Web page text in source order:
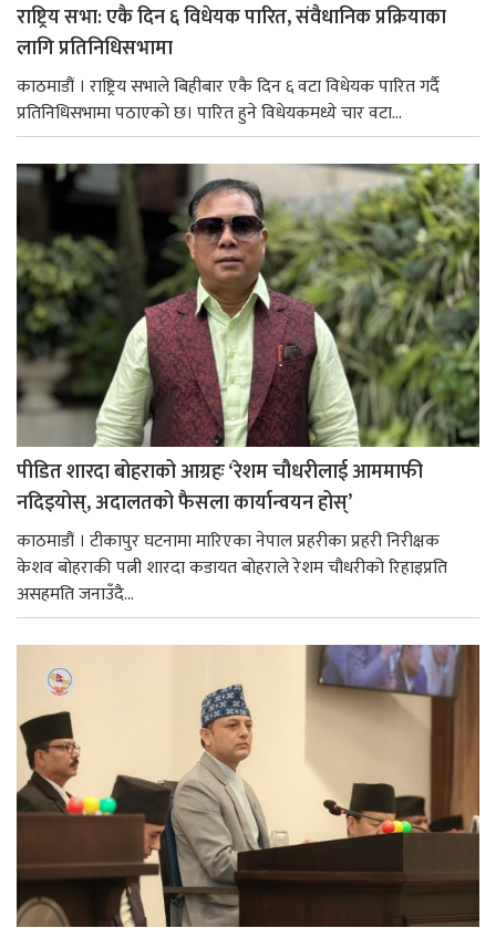
राष्ट्रिय सभा: एकै दिन ६ विधेयक पारित, संवैधानिक प्रक्रियाका
लागि प्रतिनिधिसभामा
काठमाडौं । राष्ट्रिय सभाले बिहीबार एकै दिन ६ वटा विधेयक पारित गर्दै
प्रतिनिधिसभामा पठाएको छ। पारित हुने विधेयकमध्ये चार वटा...
पीडित शारदा बोहराको आग्रहः ‘रेशम चौधरीलाई आममाफी
नदिइयोस्, अदालतको फैसला कार्यान्वयन होस्’
काठमाडौं । टीकापुर घटनामा मारिएका नेपाल प्रहरीका प्रहरी निरीक्षक
केशव बोहराकी पत्नी शारदा कडायत बोहराले रेशम चौधरीको रिहाइप्रति
असहमति जनाउँदै...